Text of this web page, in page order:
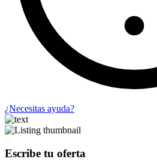
¿Necesitas ayuda?
Escribe tu oferta